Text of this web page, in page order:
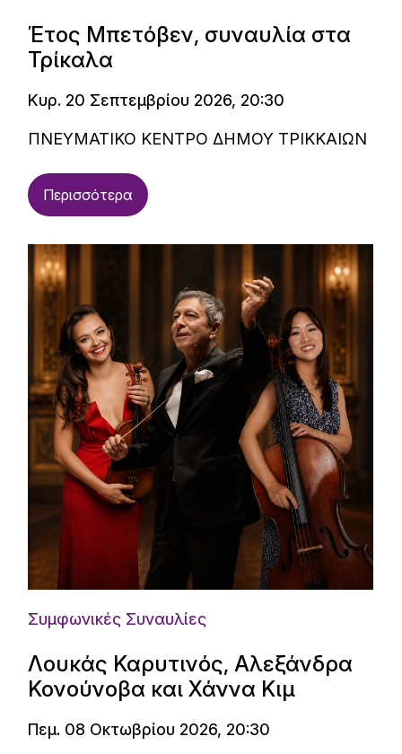
Έτος Μπετόβεν, συναυλία στα
Τρίκαλα
Κυρ. 20 Σεπτεμβρίου 2026, 20:30
ΠΝΕΥΜΑΤΙΚΟ ΚΕΝΤΡΟ ΔΗΜΟΥ ΤΡΙΚΚΑΙΩΝ
Περισσότερα
Συμφωνικές Συναυλίες
Λουκάς Καρυτινός, Αλεξάνδρα
Κονούνοβα και Χάννα Κιμ
Πεμ. 08 Οκτωβρίου 2026, 20:30